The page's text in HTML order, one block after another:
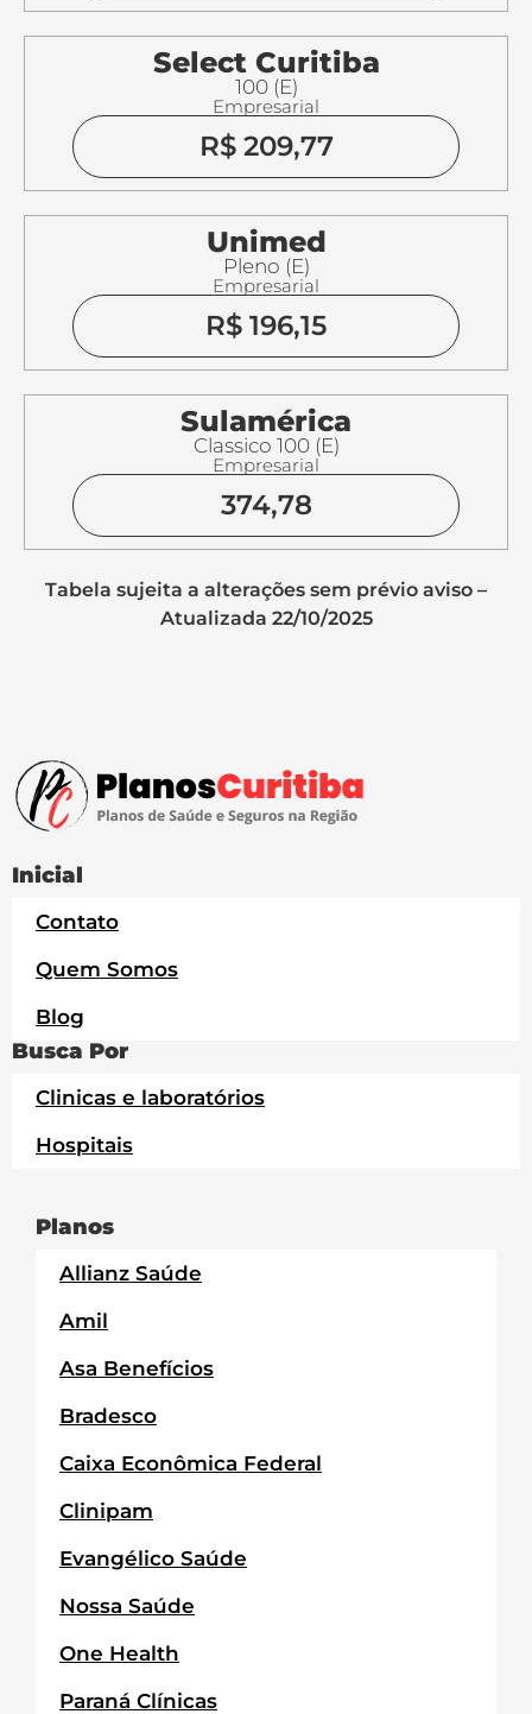
Select Curitiba
100 (E)
Empresarial
R$ 209,77
Unimed
Pleno (E)
Empresarial
R$ 196,15
Sulamérica
Classico 100 (E)
Empresarial
374,78
Tabela sujeita a alterações sem prévio aviso –
Atualizada 22/10/2025
Inicial
Contato
Quem Somos
Blog
Busca Por
Clinicas e laboratórios
Hospitais
Planos
Allianz Saúde
Amil
Asa Benefícios
Bradesco
Caixa Econômica Federal
Clinipam
Evangélico Saúde
Nossa Saúde
One Health
Paraná Clínicas